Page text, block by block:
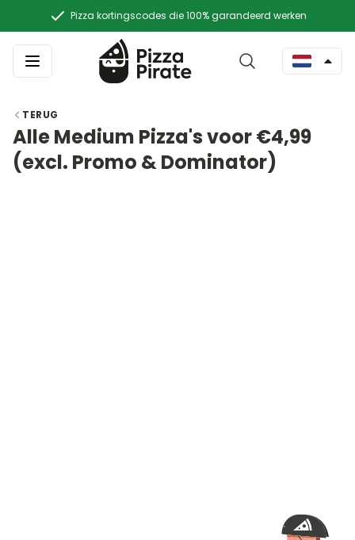
Pizza kortingscodes die 100% garandeerd werken
TERUG
Alle Medium Pizza's voor €4,99
(excl. Promo & Dominator)